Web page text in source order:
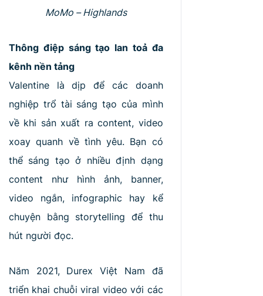
MoMo – Highlands
Thông điệp sáng tạo lan toả đa
kênh nền tảng
Valentine là dịp để các doanh
nghiệp trổ tài sáng tạo của mình
về khi sản xuất ra content, video
xoay quanh về tình yêu. Bạn có
thể sáng tạo ở nhiều định dạng
content như hình ảnh, banner,
video ngắn, infographic hay kể
chuyện bằng storytelling để thu
hút người đọc.
Năm 2021, Durex Việt Nam đã
triển khai chuỗi viral video với các